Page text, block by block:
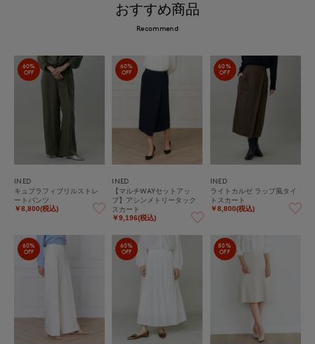
おすすめ商品
Recommend
60%
OFF
INED
キュプラフィブリルストレ
ートパンツ
￥8,800(税込)
60%
OFF
INED
【マルチWAYセットアッ
プ】アシンメトリータック
スカート
￥9,196(税込)
60%
OFF
INED
ライトカルゼ ラップ風タイ
トスカート
￥8,800(税込)
60%
OFF
60%
OFF
80%
OFF